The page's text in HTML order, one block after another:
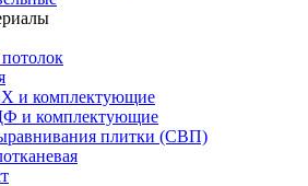
и комплектующие
и комплектующие
плитки (СВП)